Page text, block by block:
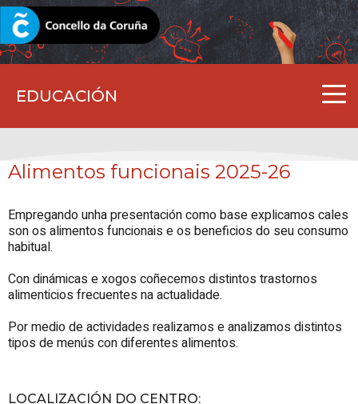
EDUCACIÓN
CORUNA.GAL
Alimentos funcionais 2025-26
Empregando unha presentación como base explicamos cales
son os alimentos funcionais e os beneficios do seu consumo
habitual.
Con dinámicas e xogos coñecemos distintos trastornos
alimenticios frecuentes na actualidade.
Por medio de actividades realizamos e analizamos distintos
tipos de menús con diferentes alimentos.
LOCALIZACIÓN DO CENTRO: